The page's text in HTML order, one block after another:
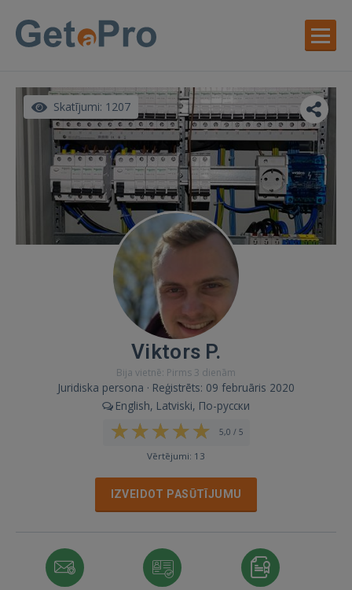
Skatījumi: 1207
Viktors P.
Bija vietnē: Pirms 3 dienām
Juridiska persona · Reģistrēts: 09 februāris 2020
English, Latviski, По-русски
5,0 / 5
Vērtējumi: 13
IZVEIDOT PASŪTĪJUMU